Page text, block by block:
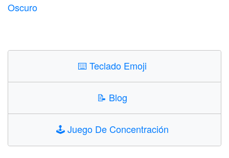
Oscuro
⌨️Teclado Emoji
📝 Blog
🕹️Juego De Concentración